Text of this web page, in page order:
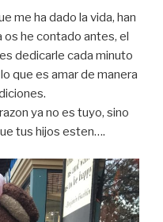
me ha dado la vida, han
os he contado antes, el
dedicarle cada minuto
que es amar de manera
ya no es tuyo, sino
tus hijos esten….